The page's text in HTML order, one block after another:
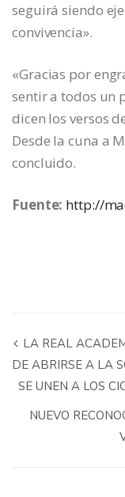
seguirá siendo
convivencia».
«Gracias por
sentir a todos un
dicen los versos
Desde la cuna a
concluido.
Fuente: http://
LA REAL
DE ABRIRSE A LA
SE UNEN A LOS
NUEVO